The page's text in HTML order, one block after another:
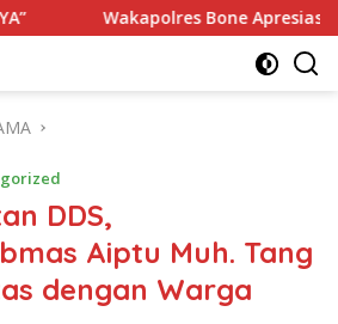
Wakapolres Bone Apresiasi
DDS,
Aiptu Muh. Tang
dengan Warga